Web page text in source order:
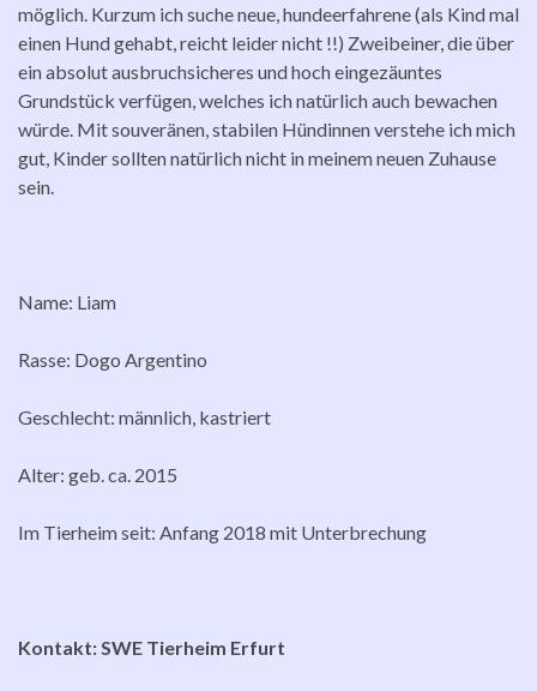
möglich. Kurzum ich suche neue, hundeerfahrene (als Kind mal
einen Hund gehabt, reicht leider nicht !!) Zweibeiner, die über
ein absolut ausbruchsicheres und hoch eingezäuntes
Grundstück verfügen, welches ich natürlich auch bewachen
würde. Mit souveränen, stabilen Hündinnen verstehe ich mich
gut, Kinder sollten natürlich nicht in meinem neuen Zuhause
sein.
Name: Liam
Rasse: Dogo Argentino
Geschlecht: männlich, kastriert
Alter: geb. ca. 2015
Im Tierheim seit: Anfang 2018 mit Unterbrechung
Kontakt: SWE Tierheim Erfurt